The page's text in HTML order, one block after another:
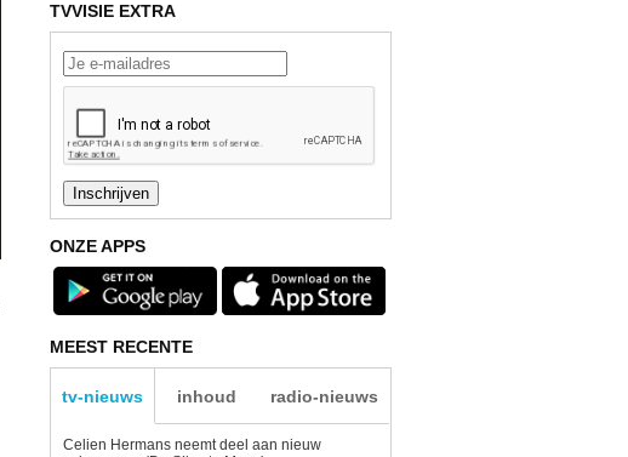
TVVISIE EXTRA
ONZE APPS
MEEST RECENTE
tv-nieuws inhoud radio-nieuws
Celien Hermans neemt deel aan nieuw